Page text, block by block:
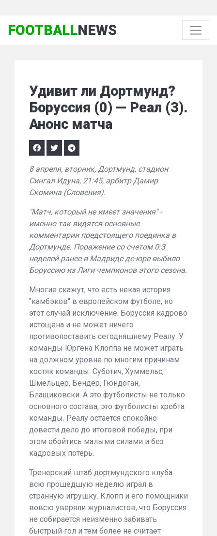
FOOTBALLNEWS
Удивит ли Дортмунд?
Боруссия (0) — Реал (3).
Анонс матча
8 апреля, вторник, Дортмунд, стадион
Сингал Идуна, 21:45, арбитр Дамир
Скомина (Словения).
"Матч, который не имеет значения" -
именно так видятся основные
комментарии предстоящего поединка в
Дортмунде. Поражение со счетом 0:3
неделей ранее в Мадриде де-юре выбило
Боруссию из Лиги чемпионов этого сезона.
Многие скажут, что есть некая история
"камбэков" в европейском футболе, но
этот случай исключение. Боруссия кадрово
истощена и не может ничего
противопоставить сегодняшнему Реалу. У
команды Юргена Клоппа не может играть
на должном уровне по многим причинам
костяк команды: Суботич, Хуммельс,
Шмельцер, Бендер, Гюндоган,
Блащиковски. А это футболисты не только
основного состава, это футболисты хребта
команды. Реалу остается спокойно
довести дело до итоговой победы, при
этом обойтись малыми силами и без
кадровых потерь.
Тренерский штаб дортмундского клуба
всю прошедшую неделю играл в
странную игрушку. Клопп и его помощники
вовсю уверяли журналистов, что Боруссия
не собирается неизменно забивать
быстрый гол и тем более не считает